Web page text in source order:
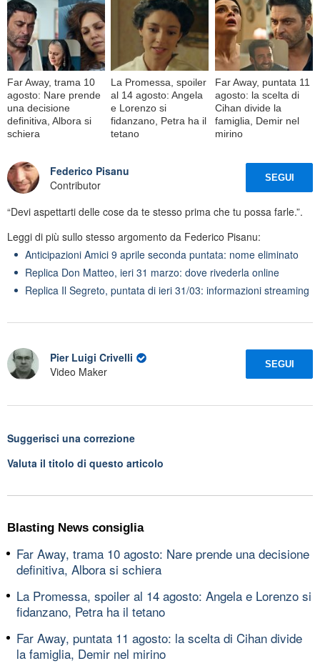
Far Away, trama 10
agosto: Nare prende
una decisione
definitiva, Albora si
schiera
La Promessa, spoiler
al 14 agosto: Angela
e Lorenzo si
fidanzano, Petra ha il
tetano
Far Away, puntata 11
agosto: la scelta di
Cihan divide la
famiglia, Demir nel
mirino
Federico Pisanu
Contributor
SEGUI
“Devi aspettarti delle cose da te stesso prima che tu possa farle.”.
Leggi di più sullo stesso argomento da Federico Pisanu:
Anticipazioni Amici 9 aprile seconda puntata: nome eliminato
Replica Don Matteo, ieri 31 marzo: dove rivederla online
Replica Il Segreto, puntata di ieri 31/03: informazioni streaming
Pier Luigi Crivelli
Video Maker
SEGUI
Suggerisci una correzione
Valuta il titolo di questo articolo
Blasting News consiglia
Far Away, trama 10 agosto: Nare prende una decisione
definitiva, Albora si schiera
La Promessa, spoiler al 14 agosto: Angela e Lorenzo si
fidanzano, Petra ha il tetano
Far Away, puntata 11 agosto: la scelta di Cihan divide
la famiglia, Demir nel mirino